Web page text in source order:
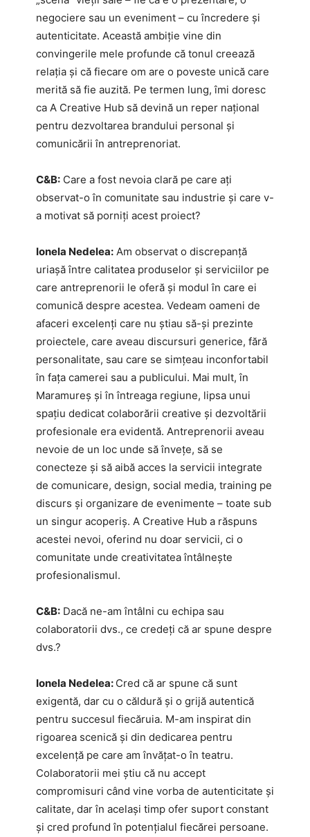
negociere sau un eveniment – cu încredere și
autenticitate. Această ambiție vine din
convingerile mele profunde că tonul creează
relația și că fiecare om are o poveste unică care
merită să fie auzită. Pe termen lung, îmi doresc
ca A Creative Hub să devină un reper național
pentru dezvoltarea brandului personal și
comunicării în antreprenoriat.
C&B: Care a fost nevoia clară pe care ați
observat-o în comunitate sau industrie și care v-
a motivat să porniți acest proiect?
Ionela Nedelea: Am observat o discrepanță
uriașă între calitatea produselor și serviciilor pe
care antreprenorii le oferă și modul în care ei
comunică despre acestea. Vedeam oameni de
afaceri excelenți care nu știau să-și prezinte
proiectele, care aveau discursuri generice, fără
personalitate, sau care se simțeau inconfortabil
în fața camerei sau a publicului. Mai mult, în
Maramureș și în întreaga regiune, lipsa unui
spațiu dedicat colaborării creative și dezvoltării
profesionale era evidentă. Antreprenorii aveau
nevoie de un loc unde să învețe, să se
conecteze și să aibă acces la servicii integrate
de comunicare, design, social media, training pe
discurs și organizare de evenimente – toate sub
un singur acoperiș. A Creative Hub a răspuns
acestei nevoi, oferind nu doar servicii, ci o
comunitate unde creativitatea întâlnește
profesionalismul.
C&B: Dacă ne-am întâlni cu echipa sau
colaboratorii dvs., ce credeți că ar spune despre
dvs.?
Ionela Nedelea: Cred că ar spune că sunt
exigentă, dar cu o căldură și o grijă autentică
pentru succesul fiecăruia. M-am inspirat din
rigoarea scenică și din dedicarea pentru
excelență pe care am învățat-o în teatru.
Colaboratorii mei știu că nu accept
compromisuri când vine vorba de autenticitate și
calitate, dar în același timp ofer suport constant
și cred profund în potențialul fiecărei persoane.